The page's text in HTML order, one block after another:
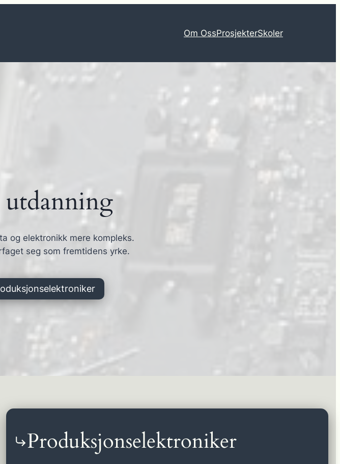
Om OssProsjekterSkoler
utdanning
og elektronikk mere kompleks.
seg som fremtidens yrke.
Produksjonselektroniker